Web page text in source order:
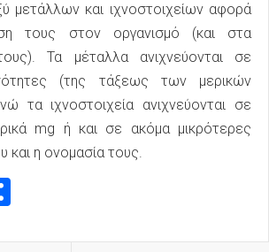
μετάλλων και ιχνοστοιχείων αφορά
τους στον οργανισμό (και στα
Τα μέταλλα ανιχνεύονται σε
(της τάξεως των μερικών
τα ιχνοστοιχεία ανιχνεύονται σε
mg ή και σε ακόμα μικρότερες
και η ονομασία τους.